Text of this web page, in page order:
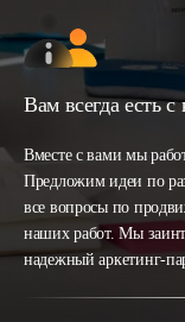
Вам всегда есть
Вместе с вами мы
Предложим идеи по
все вопросы по
наших работ. Мы
надежный аркетинг-